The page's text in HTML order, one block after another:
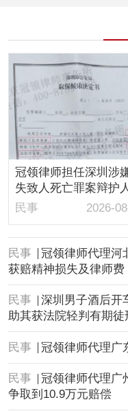
冠领律师担任深圳涉
失致人死亡罪案辩护
依法辩护助嫌疑人取
民事 2026-
民事
冠领律师代理河
获赔精神损失及律师费
民事
深圳男子酒后开
助其获法院轻判有期徒
民事 冠领律师代理广
民事
冠领律师代理广
争取到10.9万元赔偿